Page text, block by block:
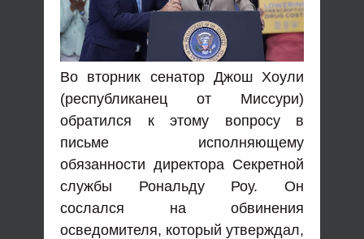
Во вторник сенатор Джош Хоули
(республиканец от Миссури)
обратился к этому вопросу в
письме исполняющему
обязанности директора Секретной
службы Рональду Роу. Он
сослался на обвинения
осведомителя, который утверждал,